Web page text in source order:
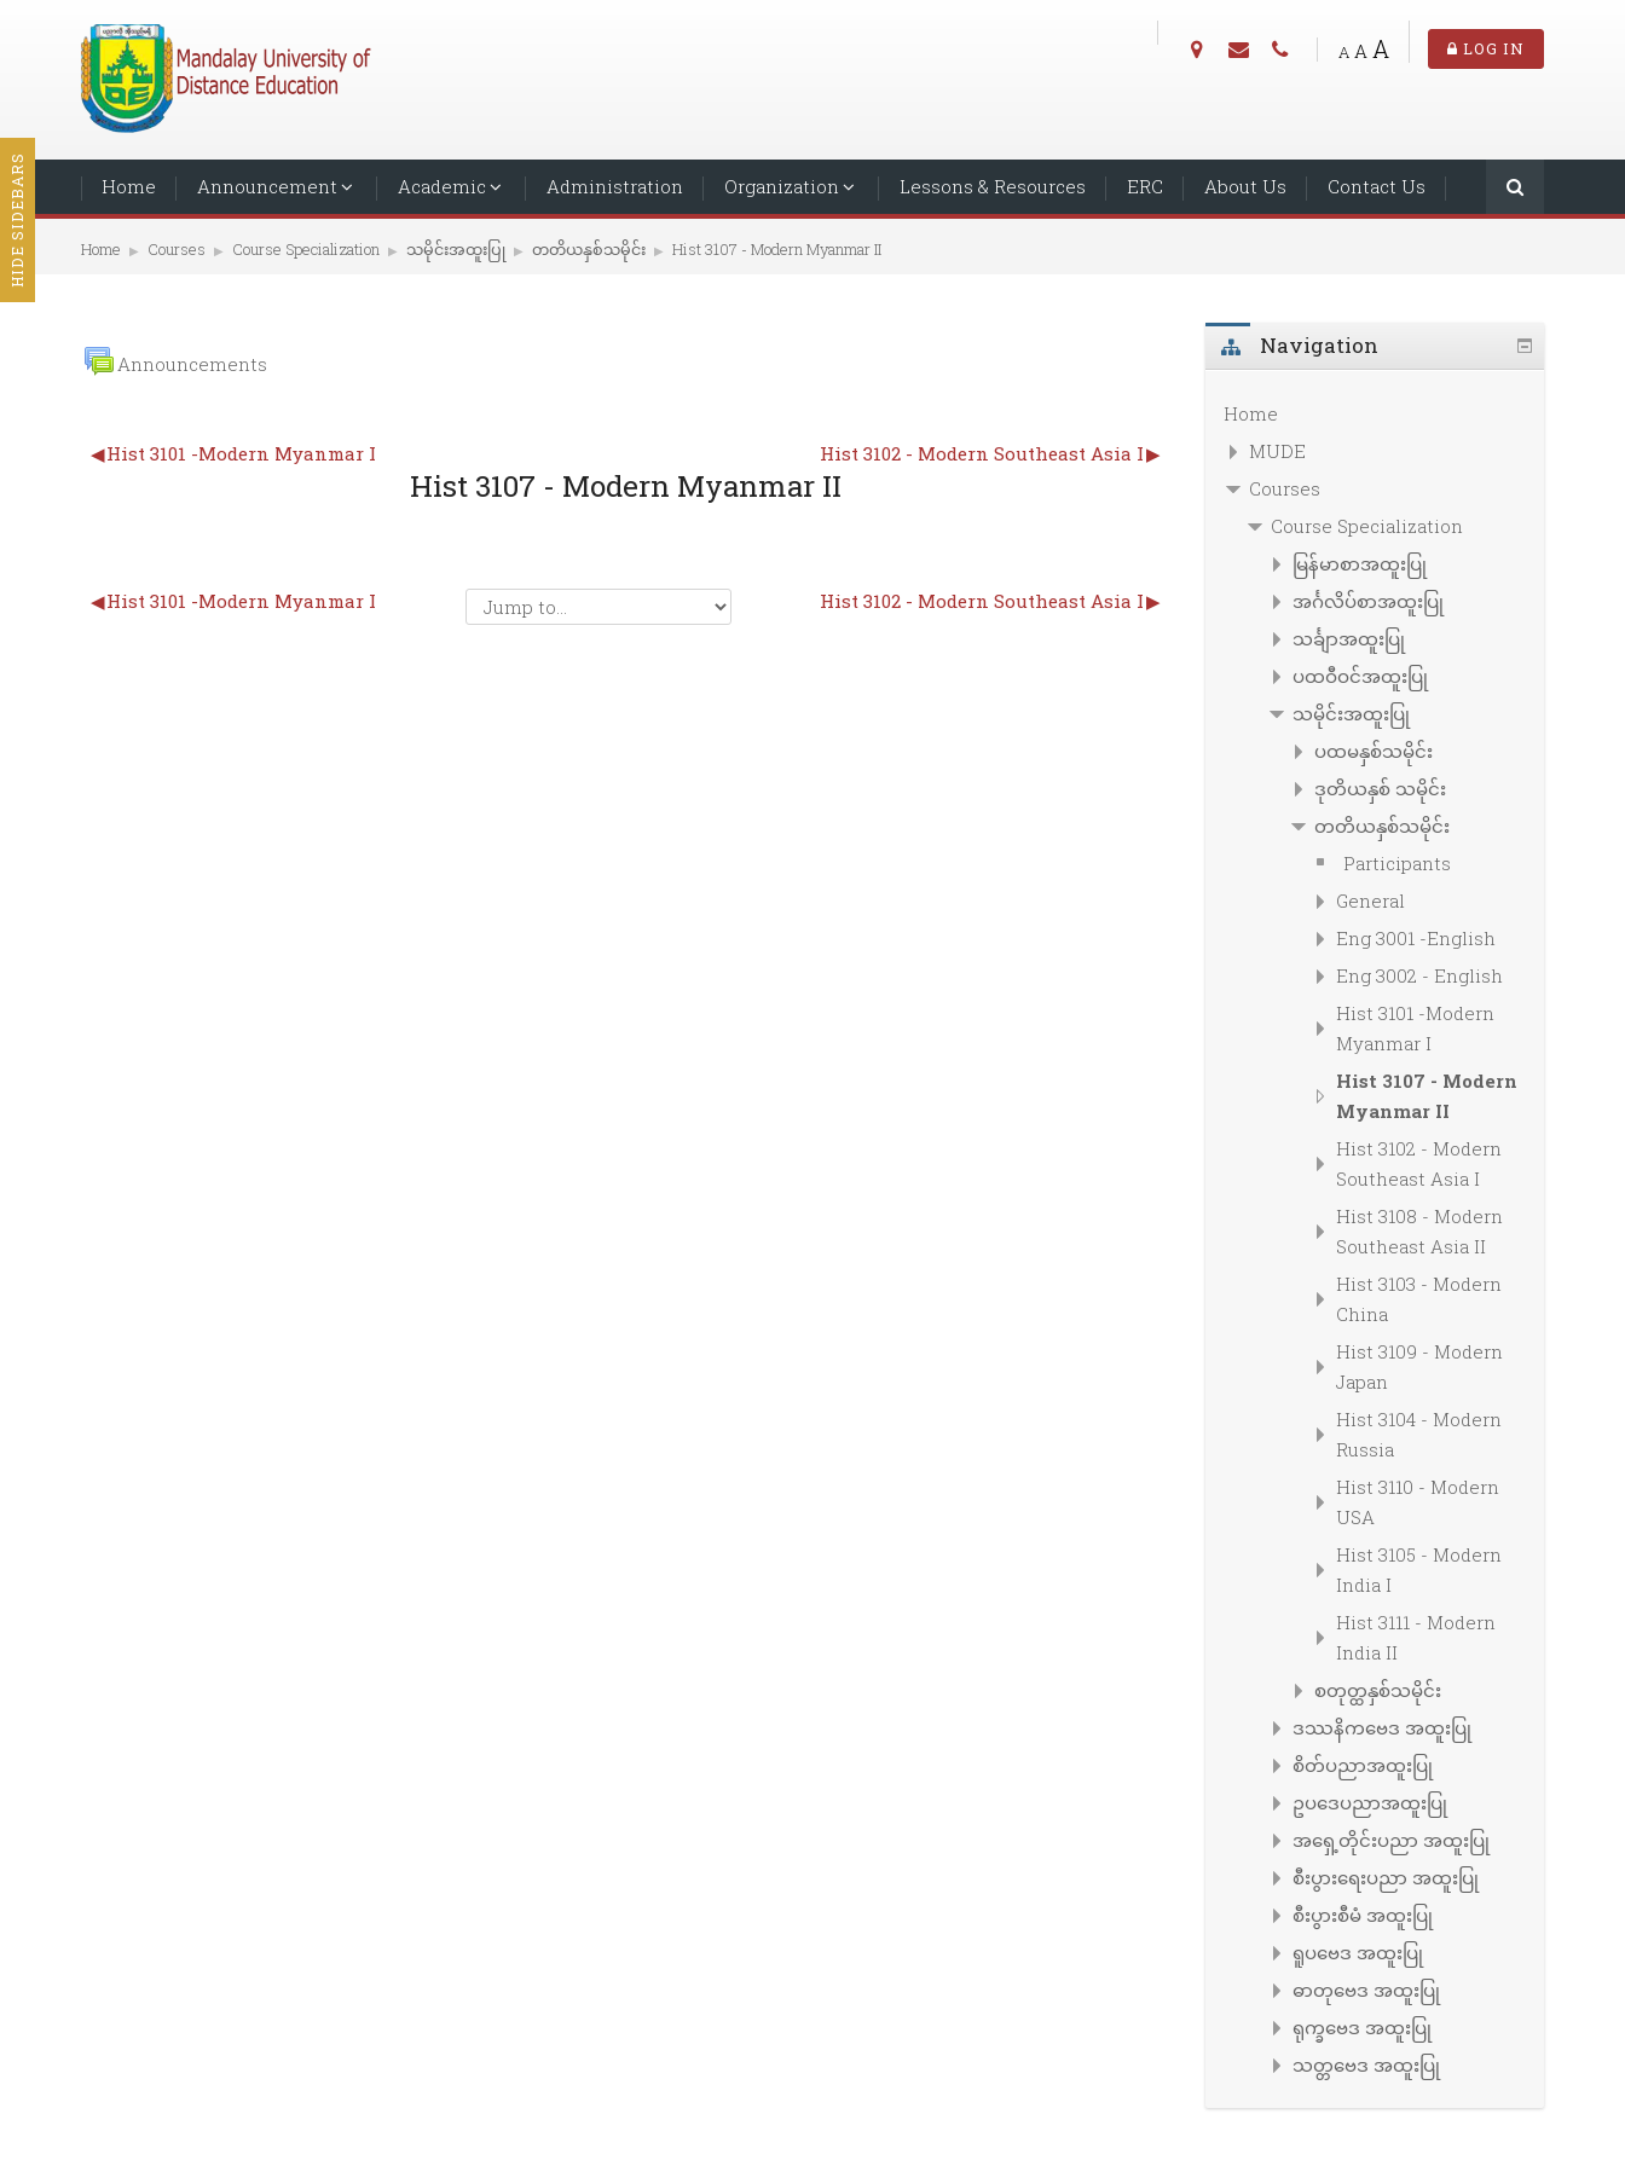
LOG IN
A A A
Home Announcement Academic Administration Organization Lessons & Resources ERC About Us Contact Us
Home ▶︎ Courses ▶︎ Course Specialization ▶︎ သမိုင်းအထူးပြု ▶︎ တတိယနှစ်သမိုင်း ▶︎ Hist 3107 - Modern Myanmar II
Announcements
◀︎Hist 3101 -Modern Myanmar I Hist 3102 - Modern Southeast Asia I▶︎
Hist 3107 - Modern Myanmar II
◀︎Hist 3101 -Modern Myanmar I Hist 3102 - Modern Southeast Asia I▶︎
Navigation
Home
MUDE
Courses
Course Specialization
မြန်မာစာအထူးပြု
အင်္ဂလိပ်စာအထူးပြု
သင်္ချာအထူးပြု
ပထဝီဝင်အထူးပြု
သမိုင်းအထူးပြု
ပထမနှစ်သမိုင်း
ဒုတိယနှစ် သမိုင်း
တတိယနှစ်သမိုင်း
Participants
General
Eng 3001 -English
Eng 3002 - English
Hist 3101 -Modern
Myanmar I
Hist 3107 - Modern
Myanmar II
Hist 3102 - Modern
Southeast Asia I
Hist 3108 - Modern
Southeast Asia II
Hist 3103 - Modern
China
Hist 3109 - Modern
Japan
Hist 3104 - Modern
Russia
Hist 3110 - Modern
USA
Hist 3105 - Modern
India I
Hist 3111 - Modern
India II
စတုတ္ထနှစ်သမိုင်း
ဒဿနိကဗေဒ အထူးပြု
စိတ်ပညာအထူးပြု
ဥပဒေပညာအထူးပြု
အရှေ့တိုင်းပညာ အထူးပြု
စီးပွားရေးပညာ အထူးပြု
စီးပွားစီမံ အထူးပြု
ရူပဗေဒ အထူးပြု
ဓာတုဗေဒ အထူးပြု
ရုက္ခဗေဒ အထူးပြု
သတ္တဗေဒ အထူးပြု
HIDE SIDEBARS